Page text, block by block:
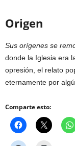
Origen
Sus orígenes se
donde la Iglesia era
opresión, el relato
eternamente por
Comparte esto: